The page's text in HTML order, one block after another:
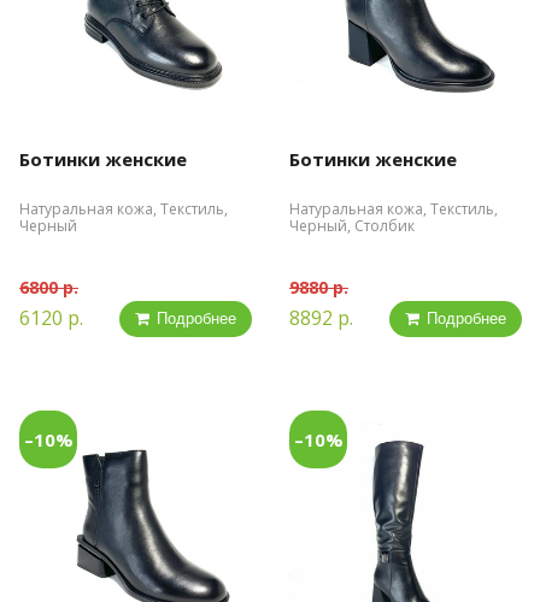
Ботинки женские
Натуральная кожа, Текстиль,
Черный
6800 р.
6120 р. Подробнее
Ботинки женские
Натуральная кожа, Текстиль,
Черный, Столбик
9880 р.
8892 р. Подробнее
–10% –10%